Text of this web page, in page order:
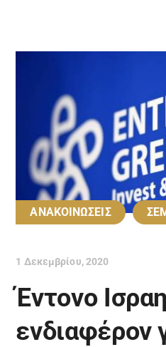
ΑΝΑΚΟΙΝΩΣΕΙΣ
1 Δεκεμβρίου, 2020
Έντονο
ενδιαφέρον